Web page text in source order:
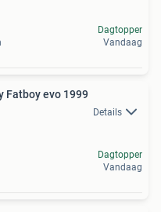
Dagtopper
Vandaag
Fatboy evo 1999
Details
Dagtopper
Vandaag